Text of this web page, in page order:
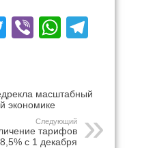
Twitter
Viber
масштабный
экономике
Следующий
тарифов
с 1 декабря